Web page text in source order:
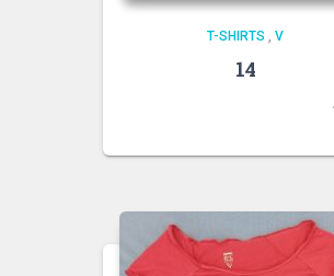
T-SHIRTS , V
14